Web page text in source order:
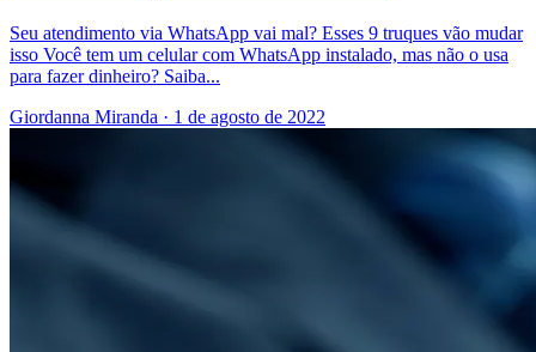
Seu atendimento via WhatsApp vai mal? Esses 9 truques vão mudar
isso Você tem um celular com WhatsApp instalado, mas não o usa
para fazer dinheiro? Saiba...
Giordanna Miranda · 1 de agosto de 2022